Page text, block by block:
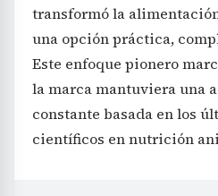
transformó la
una opción práctica,
Este enfoque pionero
la marca mantuviera una
constante basada en los
científicos en nutrición